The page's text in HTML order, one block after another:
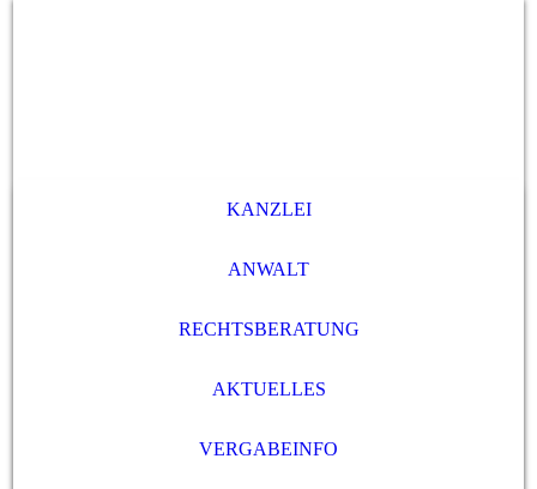
KANZLEI
ANWALT
RECHTSBERATUNG
AKTUELLES
VERGABEINFO